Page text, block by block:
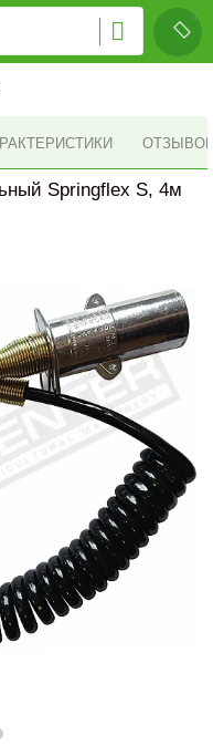
ОТЗЫВОВ
Springflex S, 4м